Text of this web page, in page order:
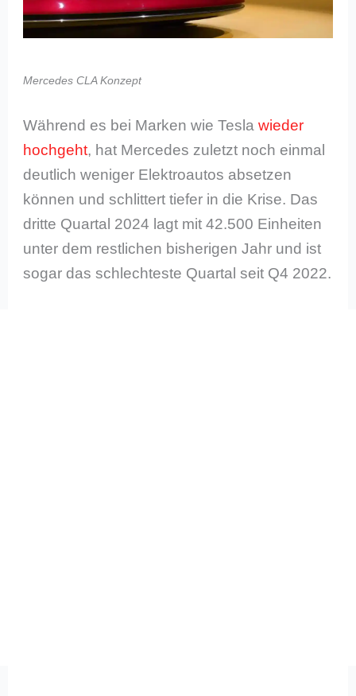
Mercedes CLA Konzept
Während es bei Marken wie Teslawieder
hochgeht, hat Mercedes zuletzt noch einmal
deutlich weniger Elektroautos absetzen
können und schlittert tiefer in die Krise. Das
dritte Quartal 2024 lagt mit 42.500 Einheiten
unter dem restlichen bisherigen Jahr und ist
sogar das schlechteste Quartal seit Q4 2022.